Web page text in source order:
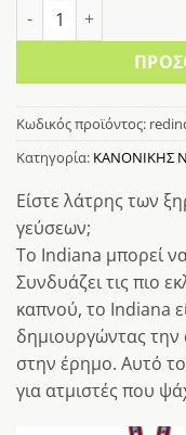
Κωδικός προϊόντος:
Κατηγορία: ΚΑΝΟΝΙΚΗΣ
Είστε λάτρης των
γεύσεων;
To Indiana μπορεί
Συνδυάζει τις πιο
καπνού, το Indiana
δημιουργώντας
στην έρημο. Αυτό
για ατμιστές που